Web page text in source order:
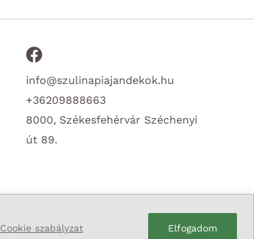
Cookie szabályzat Elfogadom
info@szulinapiajandekok.hu
+36209888663
8000, Székesfehérvár Széchenyi
út 89.